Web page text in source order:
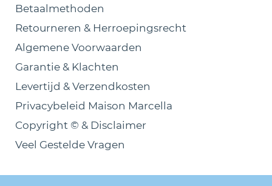
Betaalmethoden
Retourneren & Herroepingsrecht
Algemene Voorwaarden
Garantie & Klachten
Levertijd & Verzendkosten
Privacybeleid Maison Marcella
Copyright © & Disclaimer
Veel Gestelde Vragen